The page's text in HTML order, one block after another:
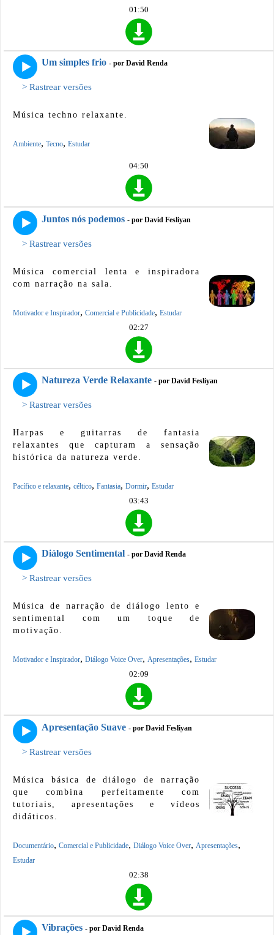
01:50
Um simples frio - por David Renda
> Rastrear versões
Música techno relaxante.
Ambiente, Tecno, Estudar
04:50
Juntos nós podemos - por David Fesliyan
> Rastrear versões
Música comercial lenta e inspiradora
com narração na sala.
Motivador e Inspirador, Comercial e Publicidade, Estudar
02:27
Natureza Verde Relaxante - por David Fesliyan
> Rastrear versões
Harpas e guitarras de fantasia
relaxantes que capturam a sensação
histórica da natureza verde.
Pacífico e relaxante, céltico, Fantasia, Dormir, Estudar
03:43
Diálogo Sentimental - por David Renda
> Rastrear versões
Música de narração de diálogo lento e
sentimental com um toque de
motivação.
Motivador e Inspirador, Diálogo Voice Over, Apresentações, Estudar
02:09
Apresentação Suave - por David Fesliyan
> Rastrear versões
Música básica de diálogo de narração
que combina perfeitamente com
tutoriais, apresentações e vídeos
didáticos.
Documentário, Comercial e Publicidade, Diálogo Voice Over, Apresentações,
Estudar
02:38
Vibrações - por David Renda